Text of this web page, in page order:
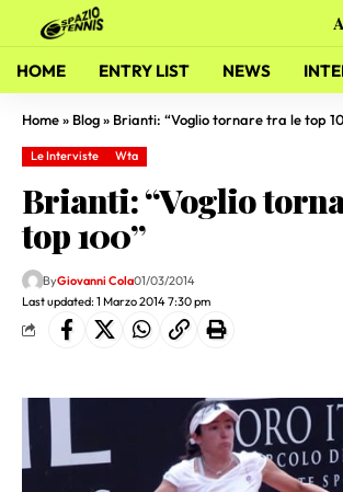
HOME ENTRY LIST NEWS
Home» Blog» Brianti: “Voglio tornare tra le top
Le Interviste Wta
Brianti: “Voglio
top 100”
Last updated: 1 Marzo 2014 7:30 pm
ByGiovanni Cola01/03/2014